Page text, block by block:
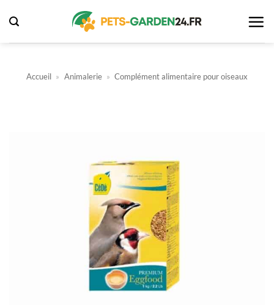
au
contenu
Accueil » Animalerie » Complément alimentaire pour oiseaux